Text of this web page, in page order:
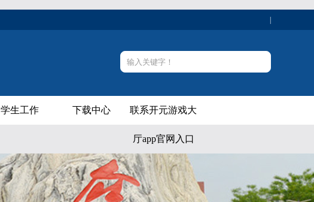
学生工作 下载中心 联系开元游戏大
厅app官网入口